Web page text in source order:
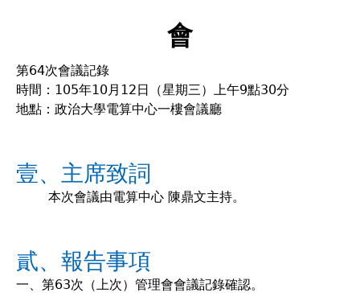
會
第64次會議記錄
時間：105年10月12日（星期三）上午9點30分
地點：政治大學電算中心一樓會議廳
壹、主席致詞
本次會議由電算中心 陳鼎文主持。
貳、報告事項
一、第63次（上次）管理會會議記錄確認。